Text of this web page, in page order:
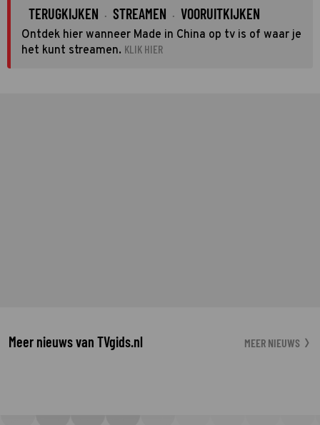
TERUGKIJKEN · STREAMEN · VOORUITKIJKEN
Ontdek hier wanneer Made in China op tv is of waar je
het kunt streamen. KLIK HIER
Meer nieuws van TVgids.nl MEER NIEUWS